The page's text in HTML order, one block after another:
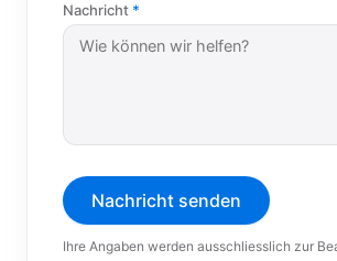
Nachricht
Nachricht senden
Ihre Angaben werden ausschliesslich zur